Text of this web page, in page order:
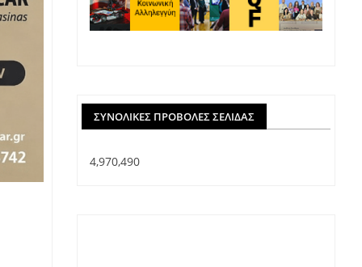
ΣΥΝΟΛΙΚΈΣ ΠΡΟΒΟΛΈΣ ΣΕΛΊΔΑΣ
4,970,490